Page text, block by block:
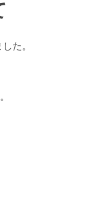
た。